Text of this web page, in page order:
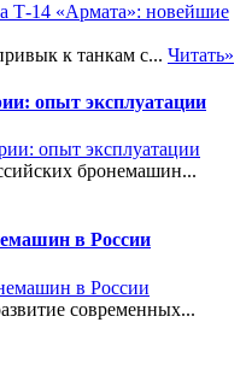
к танкам с... Читать»
опыт эксплуатации
бронемашин...
в России
современных...